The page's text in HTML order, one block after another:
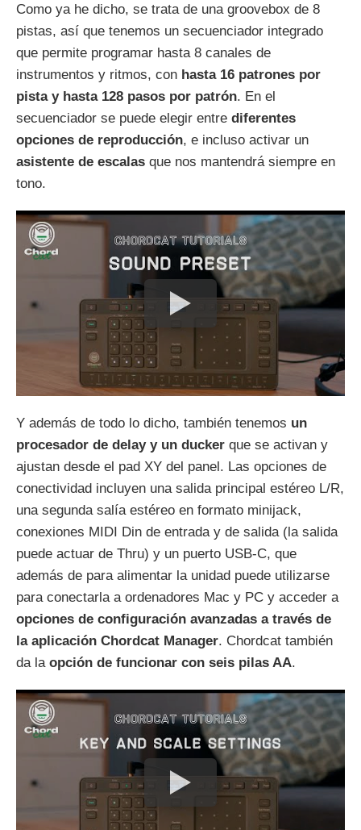
Como ya he dicho, se trata de una groovebox de 8
pistas, así que tenemos un secuenciador integrado
que permite programar hasta 8 canales de
instrumentos y ritmos, con hasta 16 patrones por
pista y hasta 128 pasos por patrón. En el
secuenciador se puede elegir entre diferentes
opciones de reproducción, e incluso activar un
asistente de escalas que nos mantendrá siempre en
tono.
Y además de todo lo dicho, también tenemos un
procesador de delay y un ducker que se activan y
ajustan desde el pad XY del panel. Las opciones de
conectividad incluyen una salida principal estéreo L/R,
una segunda salía estéreo en formato minijack,
conexiones MIDI Din de entrada y de salida (la salida
puede actuar de Thru) y un puerto USB-C, que
además de para alimentar la unidad puede utilizarse
para conectarla a ordenadores Mac y PC y acceder a
opciones de configuración avanzadas a través de
la aplicación Chordcat Manager. Chordcat también
da la opción de funcionar con seis pilas AA.